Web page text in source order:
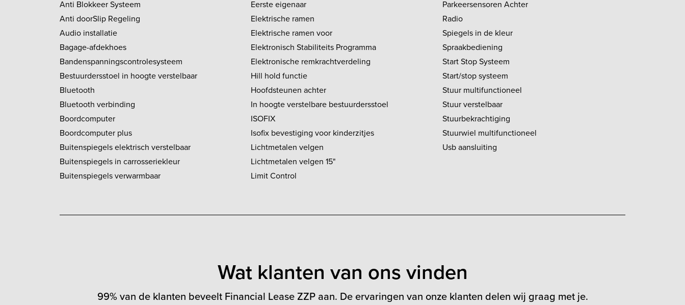
Anti Blokkeer Systeem
Anti doorSlip Regeling
Audio installatie
Bagage-afdekhoes
Bandenspanningscontrolesysteem
Bestuurdersstoel in hoogte verstelbaar
Bluetooth
Bluetooth verbinding
Boordcomputer
Boordcomputer plus
Buitenspiegels elektrisch verstelbaar
Buitenspiegels in carrosseriekleur
Buitenspiegels verwarmbaar
Eerste eigenaar
Elektrische ramen
Elektrische ramen voor
Elektronisch Stabiliteits Programma
Elektronische remkrachtverdeling
Hill hold functie
Hoofdsteunen achter
In hoogte verstelbare bestuurdersstoel
ISOFIX
Isofix bevestiging voor kinderzitjes
Lichtmetalen velgen
Lichtmetalen velgen 15"
Limit Control
Parkeersensoren Achter
Radio
Spiegels in de kleur
Spraakbediening
Start Stop Systeem
Start/stop systeem
Stuur multifunctioneel
Stuur verstelbaar
Stuurbekrachtiging
Stuurwiel multifunctioneel
Usb aansluiting
Wat klanten van ons vinden
99% van de klanten beveelt Financial Lease ZZP aan. De ervaringen van onze klanten delen wij graag met je.